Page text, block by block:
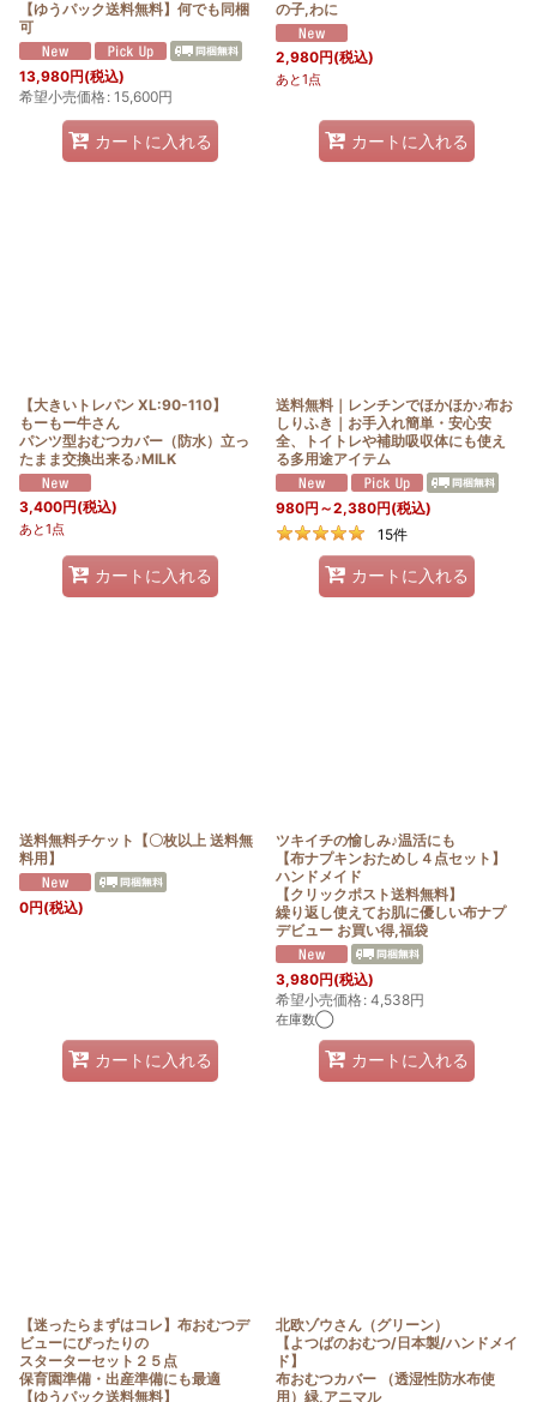
【ゆうパック送料無料】何でも同梱
可
13,980円(税込)
希望小売価格: 15,600円
カートに入れる
の子,わに
2,980円(税込)
あと1点
カートに入れる
【大きいトレパン XL:90-110】
もーもー牛さん
パンツ型おむつカバー（防水）立っ
たまま交換出来る♪MILK
3,400円(税込)
あと1点
カートに入れる
送料無料｜レンチンでほかほか♪布お
しりふき｜お手入れ簡単・安心安
全、トイトレや補助吸収体にも使え
る多用途アイテム
980円 ～2,380円(税込)
15件
カートに入れる
送料無料チケット【〇枚以上 送料無
料用】
0円(税込)
カートに入れる
ツキイチの愉しみ♪温活にも
【布ナプキンおためし４点セット】
ハンドメイド
【クリックポスト送料無料】
繰り返し使えてお肌に優しい布ナプ
デビュー お買い得,福袋
3,980円(税込)
希望小売価格: 4,538円
在庫数◯
カートに入れる
【迷ったらまずはコレ】布おむつデ
ビューにぴったりの
スターターセット２５点
保育園準備・出産準備にも最適
【ゆうパック送料無料】
北欧ゾウさん（グリーン）
【よつばのおむつ/日本製/ハンドメイ
ド】
布おむつカバー （透湿性防水布使
用）緑,アニマル